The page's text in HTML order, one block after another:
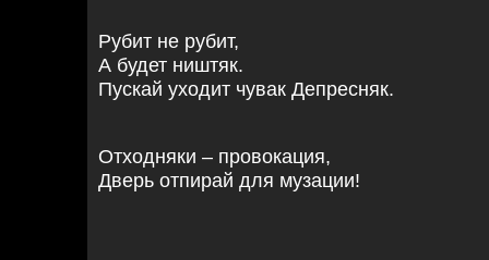
Рубит не рубит,
А будет ништяк.
Пускай уходит чувак Депресняк.
Отходняки – провокация,
Дверь отпирай для музации!